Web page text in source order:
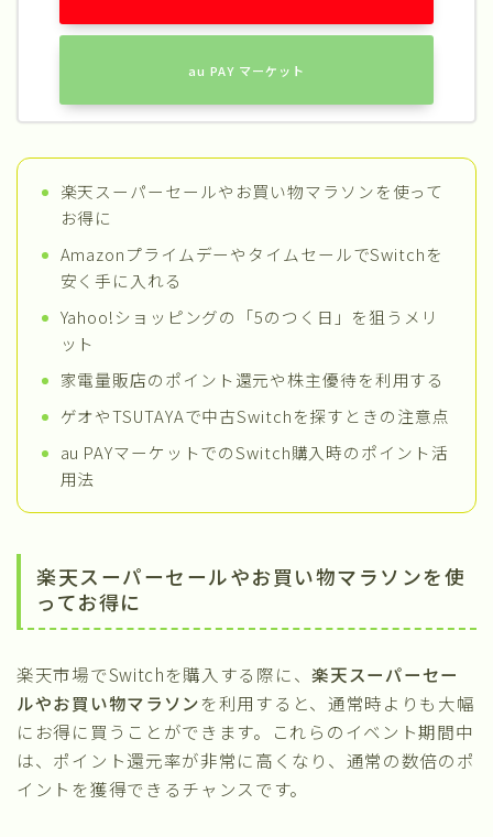
au PAY マーケット
楽天スーパーセールやお買い物マラソンを使って
お得に
AmazonプライムデーやタイムセールでSwitchを
安く手に入れる
Yahoo!ショッピングの「5のつく日」を狙うメリ
ット
家電量販店のポイント還元や株主優待を利用する
ゲオやTSUTAYAで中古Switchを探すときの注意点
au PAYマーケットでのSwitch購入時のポイント活
用法
楽天スーパーセールやお買い物マラソンを使
ってお得に
楽天市場でSwitchを購入する際に、楽天スーパーセー
ルやお買い物マラソンを利用すると、通常時よりも大幅
にお得に買うことができます。これらのイベント期間中
は、ポイント還元率が非常に高くなり、通常の数倍のポ
イントを獲得できるチャンスです。